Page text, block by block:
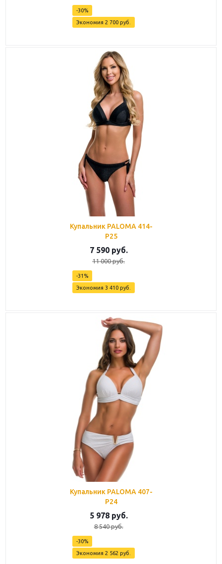
-30%
Экономия 2 700руб.
Купальник PALOMA 414-
P25
7 590руб.
11 000руб.
-31 %
Экономия 3 410руб.
Купальник PALOMA 407-
P24
5 978руб.
8 540руб.
-30%
Экономия 2 562 руб.